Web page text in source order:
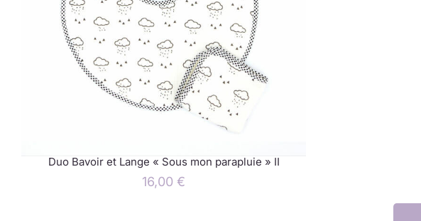
Duo Bavoir et Lange « Sous mon parapluie » II
16,00€